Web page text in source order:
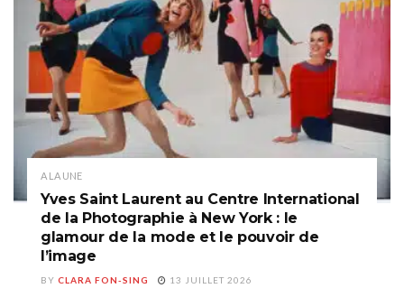
A LA UNE
Yves Saint Laurent au Centre International
de la Photographie à New York : le
glamour de la mode et le pouvoir de
l’image
BY CLARA FON-SING 13 JUILLET 2026